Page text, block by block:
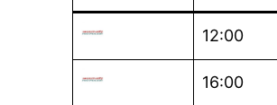
12:00
16:00